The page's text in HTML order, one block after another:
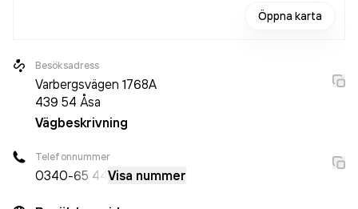
Öppna karta
Besöksadress
Varbergsvägen 1768A
439 54 Åsa
Vägbeskrivning
Telefonnummer
0340-65 44 Visa nummer